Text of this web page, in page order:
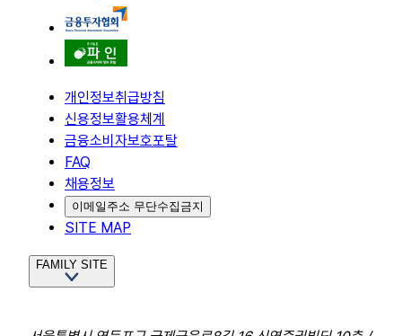
개인정보취급방침
신용정보활용체계
금융소비자보호포탈
FAQ
채용정보
이메일주소 무단수집금지
SITE MAP
FAMILY SITE